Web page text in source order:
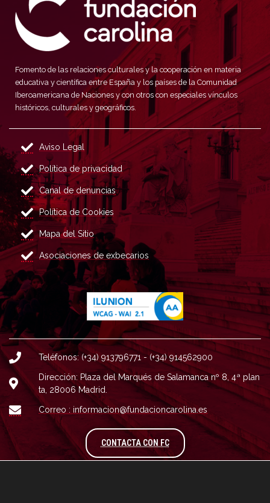
Fomento de las relaciones culturales y la cooperación en materia
educativa y científica entre España y los países de la Comunidad
Iberoamericana de Naciones y con otros con especiales vínculos
históricos, culturales y geográficos.
Aviso Legal
Política de privacidad
Canal de denuncias
Política de Cookies
Mapa del Sitio
Asociaciones de exbecarios
Teléfonos: (+34) 913796771 - (+34) 914562900
Dirección: Plaza del Marqués de Salamanca nº 8, 4ª plan
ta, 28006 Madrid.
Correo : informacion@fundacioncarolina.es
CONTACTA CON FCA TRAVÉS DEL